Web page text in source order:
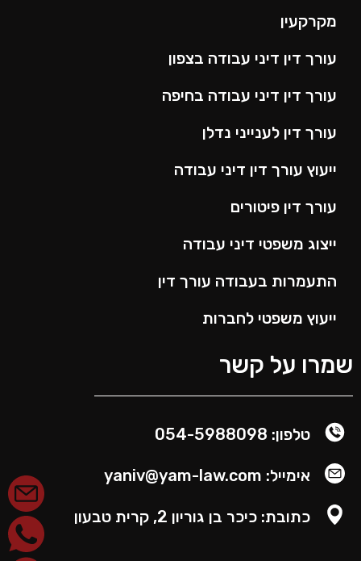
מקרקעין
עורך דין דיני עבודה בצפון
עורך דין דיני עבודה בחיפה
עורך דין לענייני נדלן
ייעוץ עורך דין דיני עבודה
עורך דין פיטורים
ייצוג משפטי דיני עבודה
התעמרות בעבודה עורך דין
ייעוץ משפטי לחברות
שמרו על קשר
טלפון: 054-5988098
אימייל: yaniv@yam-law.com
כתובת: כיכר בן גוריון 2, קרית טבעון